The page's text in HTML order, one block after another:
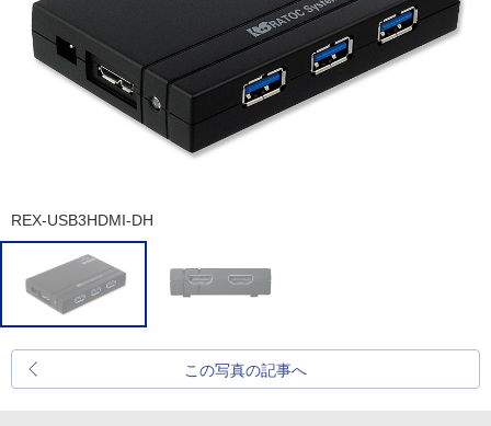
REX-USB3HDMI-DH
この写真の記事へ